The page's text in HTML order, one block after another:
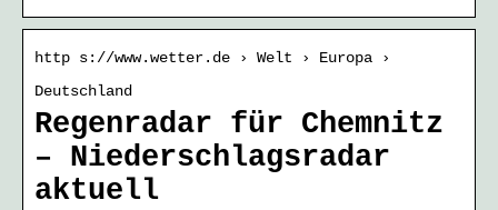
http s://www.wetter.de › Welt › Europa ›
Deutschland
Regenradar für Chemnitz
– Niederschlagsradar
aktuell